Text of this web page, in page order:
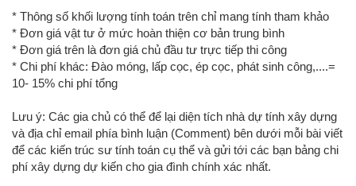
* Thông số khối lượng tính toán trên chỉ mang tính tham khảo
* Đơn giá vật tư ở mức hoàn thiện cơ bản trung bình
* Đơn giá trên là đơn giá chủ đầu tư trực tiếp thi công
* Chi phí khác: Đào móng, lấp cọc, ép cọc, phát sinh công,....=
10- 15% chi phí tổng
Lưu ý: Các gia chủ có thể để lại diện tích nhà dự tính xây dựng
và địa chỉ email phía bình luận (Comment) bên dưới mỗi bài viết
để các kiến trúc sư tính toán cụ thể và gửi tới các bạn bảng chi
phí xây dựng dự kiến cho gia đình chính xác nhất.